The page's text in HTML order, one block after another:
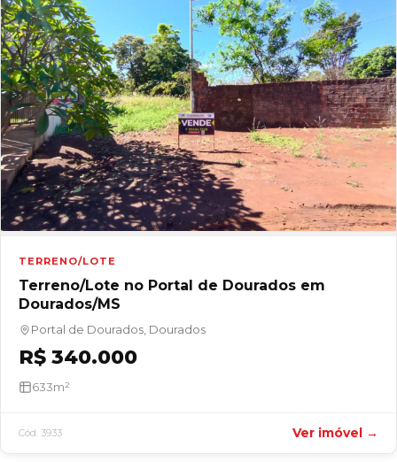
TERRENO/LOTE
Terreno/Lote no Portal de Dourados em
Dourados/MS
Portal de Dourados, Dourados
R$ 340.000
633m²
Cód. 3933 Ver imóvel →